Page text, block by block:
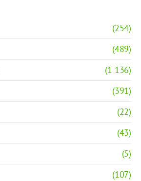
(254)
(489)
(1 136)
(391)
(22)
(43)
(5)
(107)